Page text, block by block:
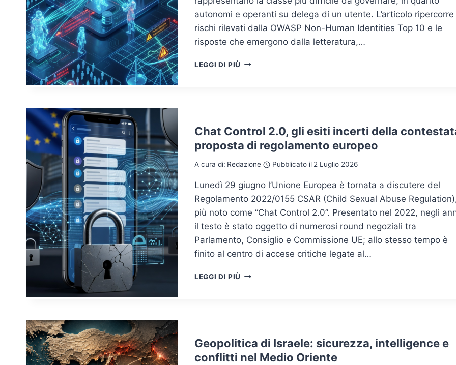
autonomi e operanti su delega di un utente. L’articolo ripercorre
rischi rilevati dalla OWASP Non-Human Identities Top 10 e le
risposte che emergono dalla letteratura,…
LEGGI DI PIÙ NON-
INTELLIGENZA
ARTIFICIALE:
GOVERNARE
DELLE
Chat Control 2.0, gli esiti incerti della
proposta di regolamento europeo
A cura di: Redazione Pubblicato il 2 Luglio 2026
Lunedì 29 giugno l’Unione Europea è tornata a discutere del
Regolamento 2022/0155 CSAR (Child Sexual Abuse
più noto come “Chat Control 2.0”. Presentato nel 2022, negli
il testo è stato oggetto di numerosi round negoziali tra
Parlamento, Consiglio e Commissione UE; allo stesso tempo è
finito al centro di accese critiche legate al…
LEGGI DI PIÙ CHAT
DELLA
CONTESTATA
PROPOSTA
Geopolitica di Israele: sicurezza, intelligence e
conflitti nel Medio Oriente